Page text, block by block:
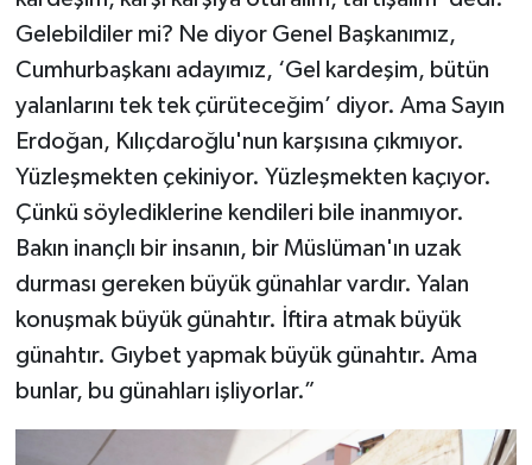
Gelebildiler mi? Ne diyor Genel Başkanımız,
Cumhurbaşkanı adayımız, ‘Gel kardeşim, bütün
yalanlarını tek tek çürüteceğim’ diyor. Ama Sayın
Erdoğan, Kılıçdaroğlu'nun karşısına çıkmıyor.
Yüzleşmekten çekiniyor. Yüzleşmekten kaçıyor.
Çünkü söylediklerine kendileri bile inanmıyor.
Bakın inançlı bir insanın, bir Müslüman'ın uzak
durması gereken büyük günahlar vardır. Yalan
konuşmak büyük günahtır. İftira atmak büyük
günahtır. Gıybet yapmak büyük günahtır. Ama
bunlar, bu günahları işliyorlar.”